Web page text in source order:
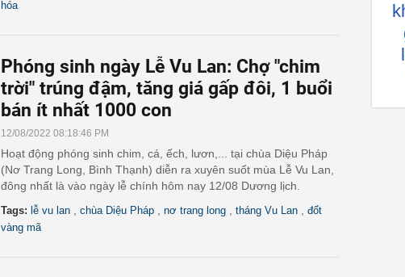
hóa
Phóng sinh ngày Lễ Vu Lan: Chợ "chim
trời" trúng đậm, tăng giá gấp đôi, 1 buổi
bán ít nhất 1000 con
12/08/2022 08:18:46 PM
Hoạt động phóng sinh chim, cá, ếch, lươn,... tại chùa Diệu Pháp
(Nơ Trang Long, Bình Thạnh) diễn ra xuyên suốt mùa Lễ Vu Lan,
đông nhất là vào ngày lễ chính hôm nay 12/08 Dương lịch.
Tags: lễ vu lan chùa Diệu Pháp nơ trang long tháng Vu Lan
đốt
vàng mã